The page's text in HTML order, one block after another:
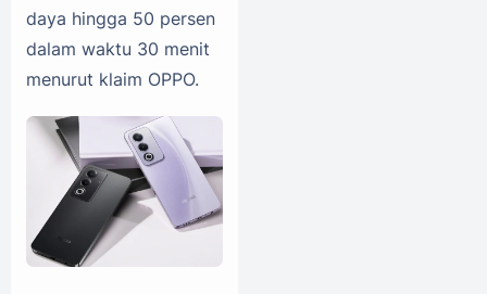
daya hingga 50 persen
dalam waktu 30 menit
menurut klaim OPPO.